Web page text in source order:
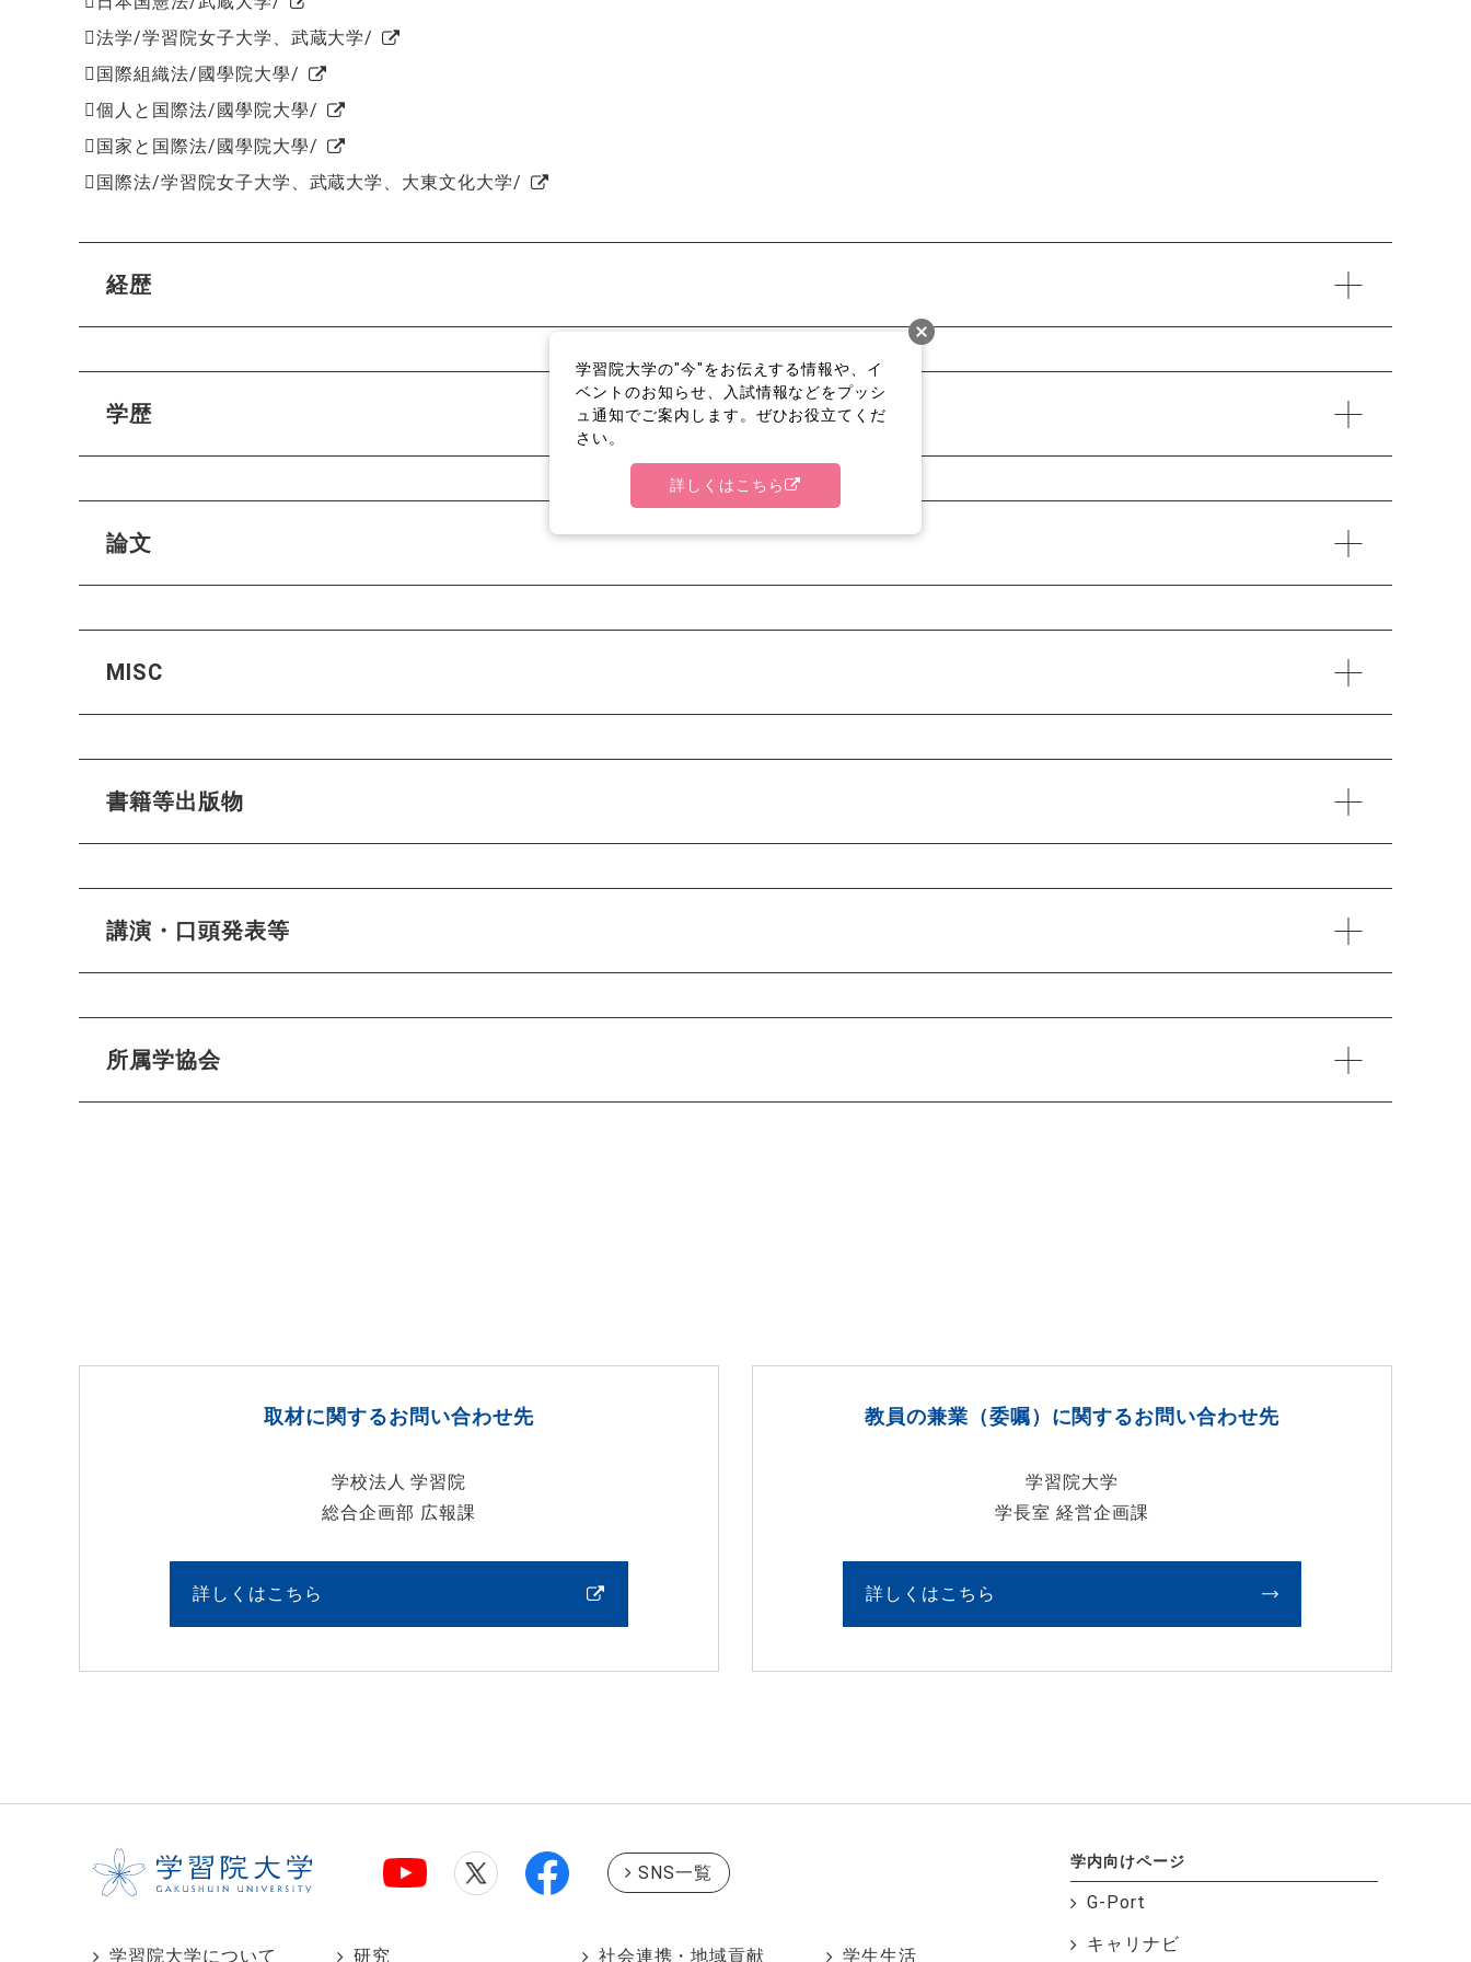
法学/学習院女子大学、武蔵大学/
国際組織法/國學院大學/
個人と国際法/國學院大學/
国家と国際法/國學院大學/
国際法/学習院女子大学、武蔵大学、大東文化大学/
経歴
学歴
論文
MISC
書籍等出版物
講演・口頭発表等
所属学協会
取材に関するお問い合わせ先
学校法人 学習院
総合企画部 広報課
詳しくはこちら
教員の兼業（委嘱）に関するお問い合わせ先
学習院大学
学長室 経営企画課
詳しくはこちら
SNS一覧
学習院大学について 研究 社会連携・地域貢献 学生生活
学内向けページ
G-Port
キャリナビ
学習院大学の"今"をお伝えする情報や、イ
ベントのお知らせ、入試情報などをプッシ
ュ通知でご案内します。ぜひお役立てくだ
さい。
詳しくはこちら